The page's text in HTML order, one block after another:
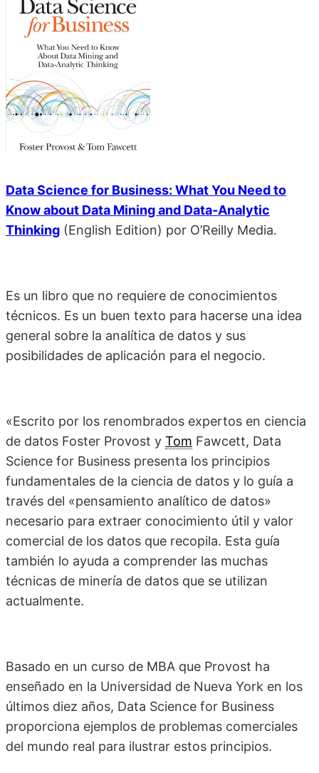
Data Science for Business: What You Need to
Know about Data Mining and Data-Analytic
Thinking (English Edition) por O’Reilly Media.
Es un libro que no requiere de conocimientos
técnicos. Es un buen texto para hacerse una idea
general sobre la analítica de datos y sus
posibilidades de aplicación para el negocio.
«Escrito por los renombrados expertos en ciencia
de datos Foster Provost y Tom Fawcett, Data
Science for Business presenta los principios
fundamentales de la ciencia de datos y lo guía a
través del «pensamiento analítico de datos»
necesario para extraer conocimiento útil y valor
comercial de los datos que recopila. Esta guía
también lo ayuda a comprender las muchas
técnicas de minería de datos que se utilizan
actualmente.
Basado en un curso de MBA que Provost ha
enseñado en la Universidad de Nueva York en los
últimos diez años, Data Science for Business
proporciona ejemplos de problemas comerciales
del mundo real para ilustrar estos principios.